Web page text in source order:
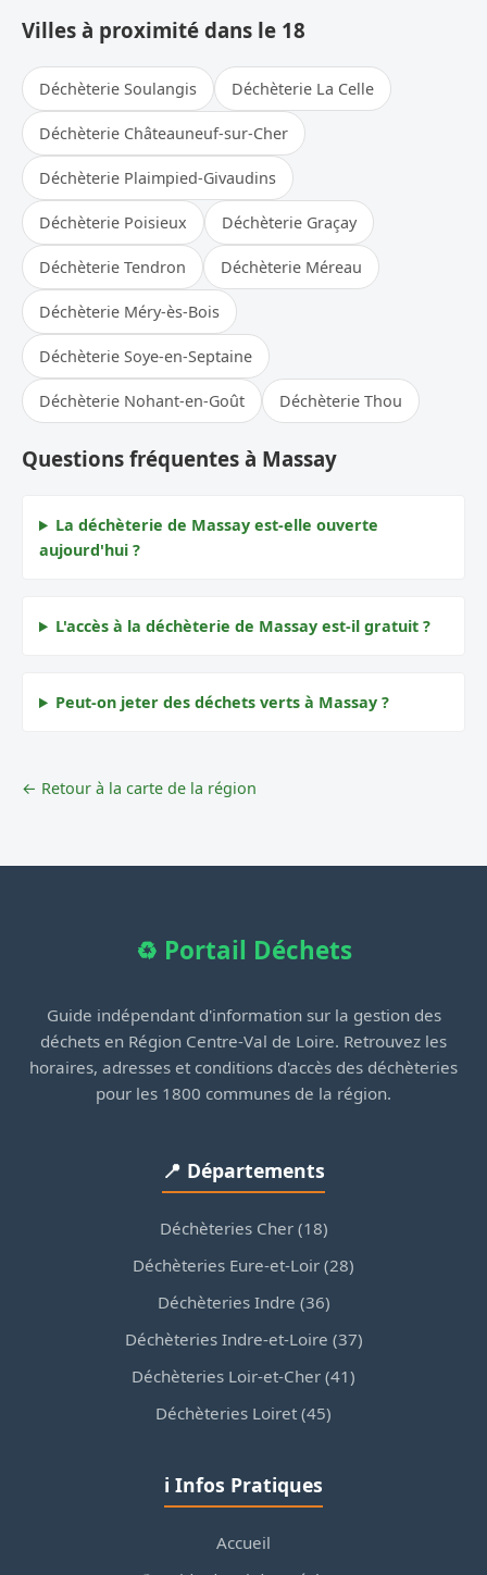
Villes à proximité dans le 18
Déchèterie Soulangis Déchèterie La Celle
Déchèterie Châteauneuf-sur-Cher
Déchèterie Plaimpied-Givaudins
Déchèterie Poisieux Déchèterie Graçay
Déchèterie Tendron Déchèterie Méreau
Déchèterie Méry-ès-Bois
Déchèterie Soye-en-Septaine
Déchèterie Nohant-en-Goût Déchèterie Thou
Questions fréquentes à Massay
La déchèterie de Massay est-elle ouverte
aujourd'hui ?
L'accès à la déchèterie de Massay est-il gratuit ?
Peut-on jeter des déchets verts à Massay ?
← Retour à la carte de la région
♻️ Portail Déchets
Guide indépendant d'information sur la gestion des
déchets en Région Centre-Val de Loire. Retrouvez les
horaires, adresses et conditions d'accès des déchèteries
pour les 1800 communes de la région.
📍 Départements
Déchèteries Cher (18)
Déchèteries Eure-et-Loir (28)
Déchèteries Indre (36)
Déchèteries Indre-et-Loire (37)
Déchèteries Loir-et-Cher (41)
Déchèteries Loiret (45)
ℹ️ Infos Pratiques
Accueil